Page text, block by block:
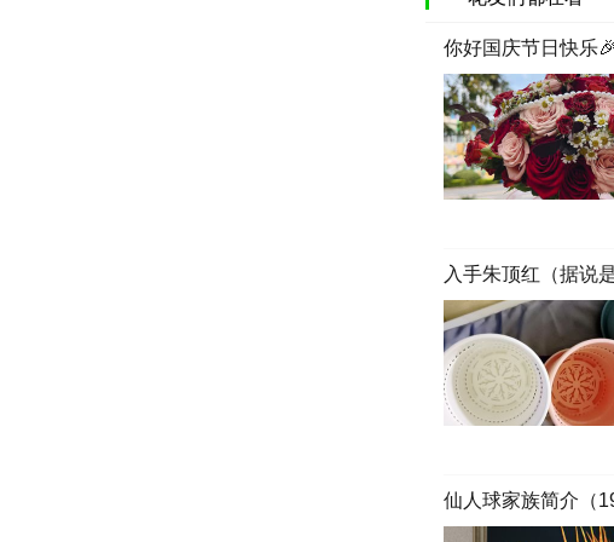
你好国庆节日快乐
入手朱顶红（据说
仙人球家族简介（